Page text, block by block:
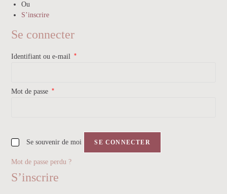
Ou
S’inscrire
Se connecter
Identifiant ou e-mail *
Mot de passe *
Se souvenir de moi SE CONNECTER
Mot de passe perdu ?
S’inscrire